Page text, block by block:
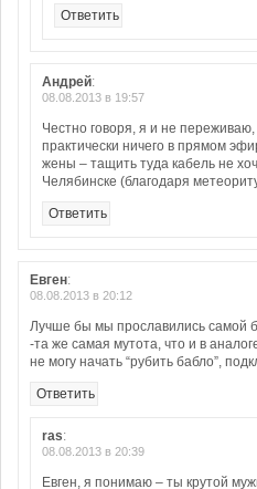
Ответить
Андрей:
08.08.2013 в 19:57
Честно говоря, я и не
практически ничего в прямом
жены – тащить туда кабель не
Челябинске (благодаря
Ответить
Евген:
08.08.2013 в 20:12
Лучше бы мы прославились самой
-та же самая мутота, что и в
не могу начать “рубить бабло”,
Ответить
ras:
08.08.2013 в 20:39
Евген, я понимаю – ты крутой